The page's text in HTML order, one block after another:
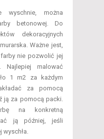
wyschnie, można
betonowej. Do
dekoracyjnych
Ważne jest,
nie pozwolić jej
Najlepiej malować
1 m2 za każdym
za pomocą
ją za pomocą packi.
na konkretną
ją później, jeśli
wyschła.